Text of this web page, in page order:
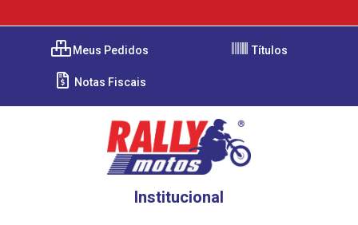
Meus Pedidos Títulos
Notas Fiscais
Institucional